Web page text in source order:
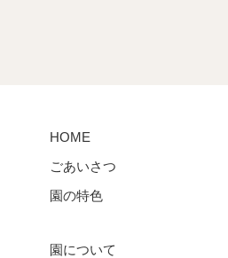
HOME
ごあいさつ
園の特色
園について